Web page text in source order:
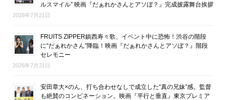
ルスマイル” 映画『だぁれかさんとアソぼ？』完成披露舞台挨拶
2026年7月21日
FRUITS ZIPPER鎮西寿々歌、イベント中に恐怖！渋谷の階段
に“だぁれかさん”降臨！映画『だぁれかさんとアソぼ？』階段
セレモニー
2026年7月21日
安田章大×のん、打ち合わせなしで成立した“真の兄妹”感。監督
も絶賛のコンビネーション。映画『平行と垂直』東京プレミア